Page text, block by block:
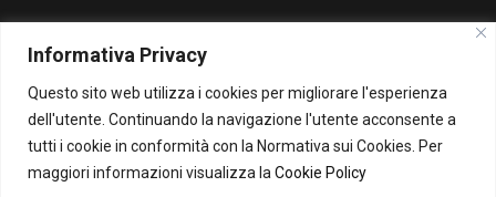
Informativa Privacy
Questo sito web utilizza i cookies per migliorare l'esperienza
dell'utente. Continuando la navigazione l'utente acconsente a
tutti i cookie in conformità con la Normativa sui Cookies. Per
maggiori informazioni visualizza la Cookie Policy
PUBBLICITA'
Per la tua pubblicità su questo Blog:
pubblicita@beppegrillo.it